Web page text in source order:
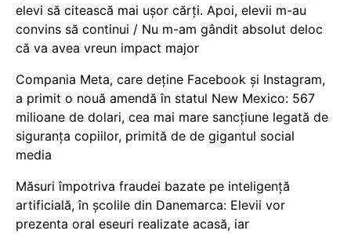
elevi să citească mai ușor cărți. Apoi, elevii m-au
convins să continui / Nu m-am gândit absolut deloc
că va avea vreun impact major
Compania Meta, care deține Facebook și Instagram,
a primit o nouă amendă în statul New Mexico: 567
milioane de dolari, cea mai mare sancțiune legată de
siguranța copiilor, primită de de gigantul social
media
Măsuri împotriva fraudei bazate pe inteligență
artificială, în școlile din Danemarca: Elevii vor
prezenta oral eseuri realizate acasă, iar